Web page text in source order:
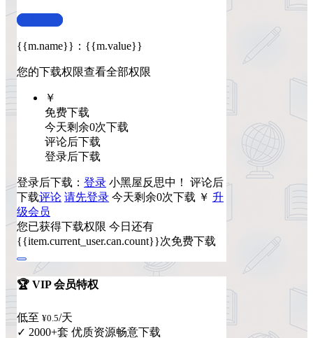
查看演示
{{m.name}} ： {{m.value}}
您的下载权限查看全部权限
￥
免费下载
今天剩余0次下载
评论后下载
登录后下载
登录后下载： 登录 小黑屋反思中！ 评论后
下载评论 请先登录 今天剩余0次下载 ￥ 升
级会员
您已获得下载权限 今日还有
{{item.current_user.can.count}}次免费下载
🏆 VIP 会员特权
低至 ¥0.5/天
✓ 2000+套 优质资源畅意下载